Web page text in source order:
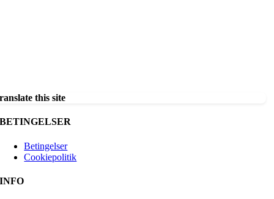
this site
BETINGELSER
Betingelser
Cookiepolitik
INFO